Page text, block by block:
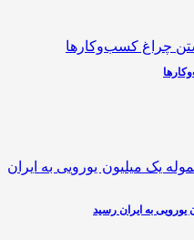
به ایران رسید